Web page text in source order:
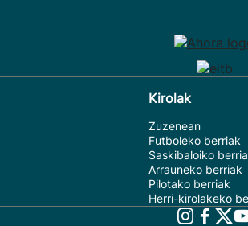
Kirolak
Zuzenean
Futboleko berriak
Saskibaloiko
Arrauneko berriak
Pilotako berriak
Herri-kirolakeko